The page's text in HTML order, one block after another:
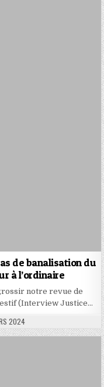
de banalisation du
à l’ordinaire
notre revue de
(Interview Justice…
2024